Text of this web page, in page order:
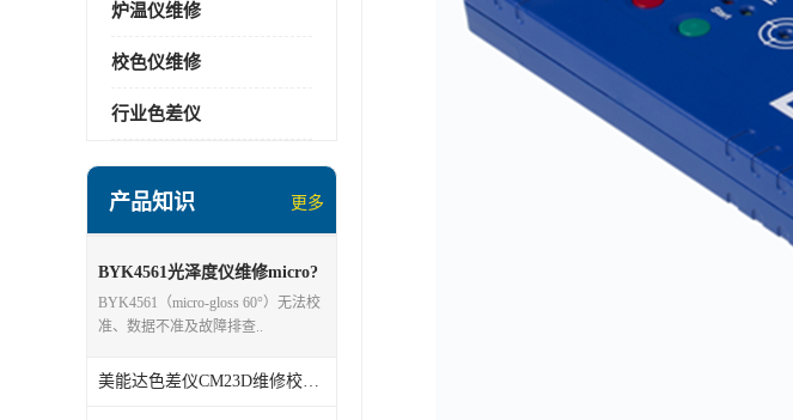
炉温仪维修
校色仪维修
行业色差仪
产品知识 更多
BYK4561光泽度仪维修micro?
gloss 60°
BYK4561（micro‑gloss 60°）无法校
准、数据不准及故障排查..
美能达色差仪CM23D维修校准分析